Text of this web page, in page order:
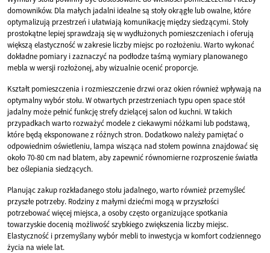
domowników. Dla małych jadalni idealne są stoły okrągłe lub owalne, które
optymalizują przestrzeń i ułatwiają komunikację między siedzącymi. Stoły
prostokątne lepiej sprawdzają się w wydłużonych pomieszczeniach i oferują
większą elastyczność w zakresie liczby miejsc po rozłożeniu. Warto wykonać
dokładne pomiary i zaznaczyć na podłodze taśmą wymiary planowanego
mebla w wersji rozłożonej, aby wizualnie ocenić proporcje.
Kształt pomieszczenia i rozmieszczenie drzwi oraz okien również wpływają na
optymalny wybór stołu. W otwartych przestrzeniach typu open space stół
jadalny może pełnić funkcję strefy dzielącej salon od kuchni. W takich
przypadkach warto rozważyć modele z ciekawymi nóżkami lub podstawą,
które będą eksponowane z różnych stron. Dodatkowo należy pamiętać o
odpowiednim oświetleniu, lampa wisząca nad stołem powinna znajdować się
około 70-80 cm nad blatem, aby zapewnić równomierne rozproszenie światła
bez oślepiania siedzących.
Planując zakup rozkładanego stołu jadalnego, warto również przemyśleć
przyszłe potrzeby. Rodziny z małymi dziećmi mogą w przyszłości
potrzebować więcej miejsca, a osoby często organizujące spotkania
towarzyskie docenią możliwość szybkiego zwiększenia liczby miejsc.
Elastyczność i przemyślany wybór mebli to inwestycja w komfort codziennego
życia na wiele lat.